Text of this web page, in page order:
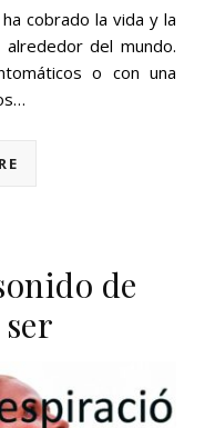
cobrado la vida y la
del mundo.
o con una
de